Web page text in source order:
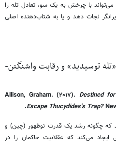
با چرخش به یک سو، تعادل تله را
نجات دهد و یا به شتاب‌دهنده اصلی
توسیدید» و رقابت واشنگتن-
Destined
Escape Thucydides's Trap?
که چگونه رشد یک قدرت نوظهور (چین) و
می‌کند که عقلانیت حاکمان را در